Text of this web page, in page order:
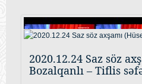
2020.12.24 Saz söz
Bozalqanlı – Tiflis